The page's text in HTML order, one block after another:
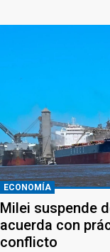
ECONOMÍA
Milei suspende
acuerda con
conflicto